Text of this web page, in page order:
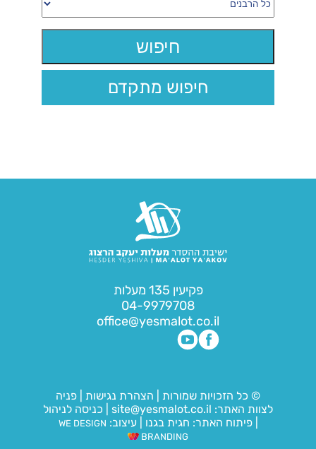
חיפוש מתקדם
פקיעין 135 מעלות
04-9979708
office@yesmalot.co.il
© כל הזכויות שמורות הצהרת נגישות
פניה
לצוות האתר: site@yesmalot.co.il
כניסה לניהול
|פיתוח האתר: חגית בגנו עיצוב: WE DESIGN
BRANDING